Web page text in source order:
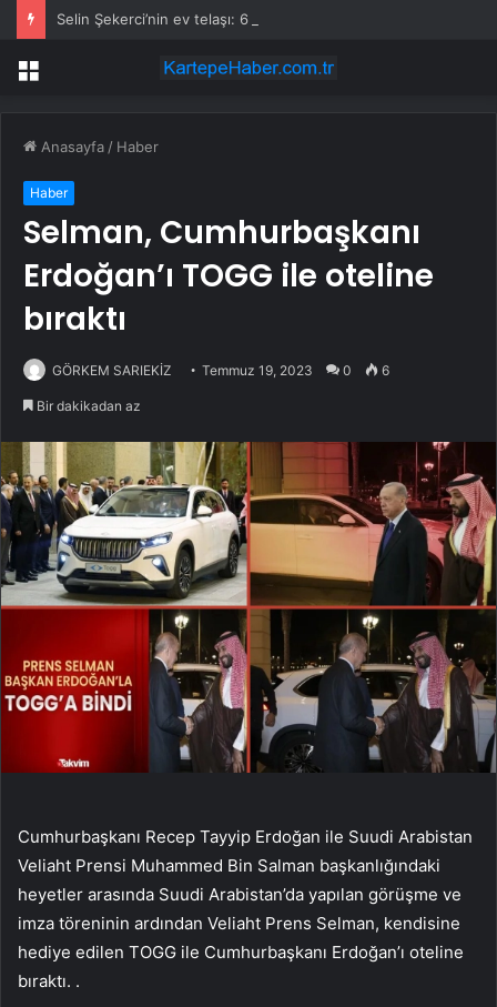
Selin Şekerci’nin ev telaşı: 6 aydır evsizim
Menü
Anasayfa / Haber
Haber
Selman, Cumhurbaşkanı
Erdoğan’ı TOGG ile oteline
bıraktı
GÖRKEM SARIEKİZ Temmuz 19, 2023 0 6
Bir dakikadan az
Cumhurbaşkanı Recep Tayyip Erdoğan ile Suudi Arabistan
Veliaht Prensi Muhammed Bin Salman başkanlığındaki
heyetler arasında Suudi Arabistan’da yapılan görüşme ve
imza töreninin ardından Veliaht Prens Selman, kendisine
hediye edilen TOGG ile Cumhurbaşkanı Erdoğan’ı oteline
bıraktı. .